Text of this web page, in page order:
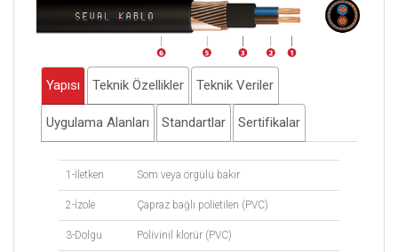
Yapısı Teknik Özellikler Teknik Veriler
Uygulama Alanları Standartlar Sertifikalar
1-İletken Som veya örgülü bakır
2-İzole Çapraz bağlı polietilen (PVC)
3-Dolgu Polivinil klorür (PVC)